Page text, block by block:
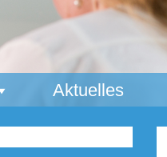
Aktuelles